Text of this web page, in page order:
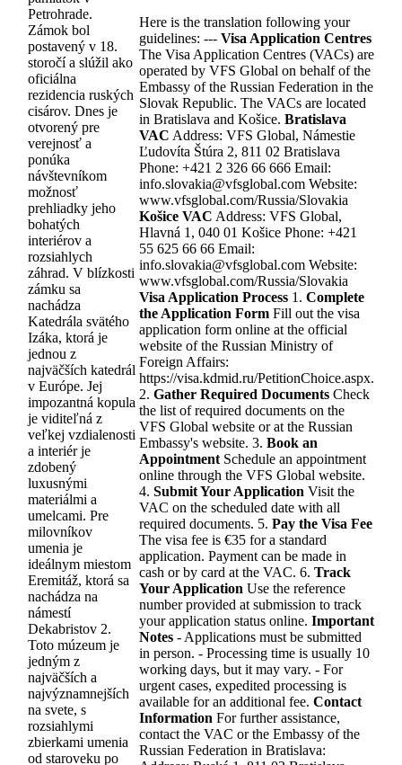
Petrohrade.
Zámok bol
postavený v 18.
storočí a slúžil ako
oficiálna
rezidencia ruských
cisárov. Dnes je
otvorený pre
verejnosť a
ponúka
návštevníkom
možnosť
prehliadky jeho
bohatých
interiérov a
rozsiahlych
záhrad. V blízkosti
zámku sa
nachádza
Katedrála svätého
Izáka, ktorá je
jednou z
najväčších katedrál
v Európe. Jej
impozantná kopula
je viditeľná z
veľkej vzdialenosti
a interiér je
zdobený
luxusnými
materiálmi a
umelcami. Pre
milovníkov
umenia je
ideálnym miestom
Eremitáž, ktorá sa
nachádza na
námestí
Dekabristov 2.
Toto múzeum je
jedným z
najväčších a
najvýznamnejších
na svete, s
rozsiahlymi
zbierkami umenia
od staroveku po
Here is the translation following your
guidelines: --- Visa Application Centres
The Visa Application Centres (VACs) are
operated by VFS Global on behalf of the
Embassy of the Russian Federation in the
Slovak Republic. The VACs are located
in Bratislava and Košice. Bratislava
VAC Address: VFS Global, Námestie
Ľudovíta Štúra 2, 811 02 Bratislava
Phone: +421 2 326 66 666 Email:
info.slovakia@vfsglobal.com Website:
www.vfsglobal.com/Russia/Slovakia
Košice VAC Address: VFS Global,
Hlavná 1, 040 01 Košice Phone: +421
55 625 66 66 Email:
info.slovakia@vfsglobal.com Website:
www.vfsglobal.com/Russia/Slovakia
Visa Application Process 1. Complete
the Application Form Fill out the visa
application form online at the official
website of the Russian Ministry of
Foreign Affairs:
https://visa.kdmid.ru/PetitionChoice.aspx.
2. Gather Required Documents Check
the list of required documents on the
VFS Global website or at the Russian
Embassy's website. 3. Book an
Appointment Schedule an appointment
online through the VFS Global website.
4. Submit Your Application Visit the
VAC on the scheduled date with all
required documents. 5. Pay the Visa Fee
The visa fee is €35 for a standard
application. Payment can be made in
cash or by card at the VAC. 6. Track
Your Application Use the reference
number provided at submission to track
your application status online. Important
Notes - Applications must be submitted
in person. - Processing time is usually 10
working days, but it may vary. - For
urgent cases, expedited processing is
available for an additional fee. Contact
Information For further assistance,
contact the VAC or the Embassy of the
Russian Federation in Bratislava: